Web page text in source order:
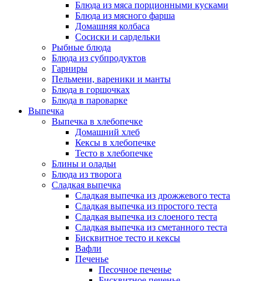
Блюда из мяса порционными кусками
Блюда из мясного фарша
Домашняя колбаса
Сосиски и сардельки
Рыбные блюда
Блюда из субпродуктов
Гарниры
Пельмени, вареники и манты
Блюда в горшочках
Блюда в пароварке
Выпечка
Выпечка в хлебопечке
Домашний хлеб
Кексы в хлебопечке
Тесто в хлебопечке
Блины и оладьи
Блюда из творога
Сладкая выпечка
Сладкая выпечка из дрожжевого теста
Сладкая выпечка из простого теста
Сладкая выпечка из слоеного теста
Сладкая выпечка из сметанного теста
Бисквитное тесто и кексы
Вафли
Печенье
Песочное печенье